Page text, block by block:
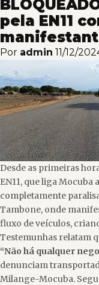
pela EN11
Por admin 11/12/
Desde as primeiras
EN11, que liga Mocuba
completamente
Tambone, onde
fluxo de veículos,
Testemunhas relatam
“Não há qualquer
denunciam
Milange-Mocuba.